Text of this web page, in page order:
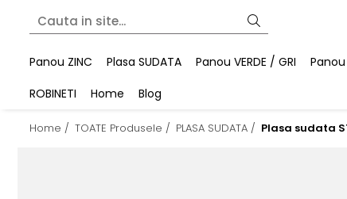
Panou ZINC Plasa SUDATA Panou VERDE / GRI Panou
ROBINETI
Home Blog
Home / TOATE Produsele / PLASA SUDATA / Plasa sudata